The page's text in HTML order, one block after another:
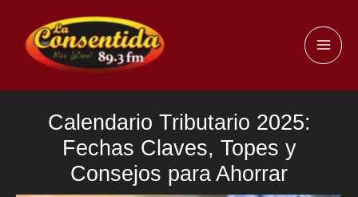
contenido
Calendario Tributario 2025:
Fechas Claves, Topes y
Consejos para Ahorrar